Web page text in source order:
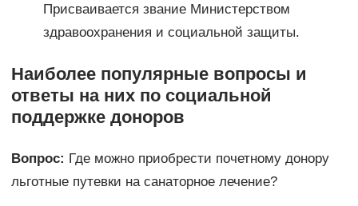
Присваивается звание Министерством
здравоохранения и социальной защиты.
Наиболее популярные вопросы и
ответы на них по социальной
поддержке доноров
Вопрос: Где можно приобрести почетному донору
льготные путевки на санаторное лечение?